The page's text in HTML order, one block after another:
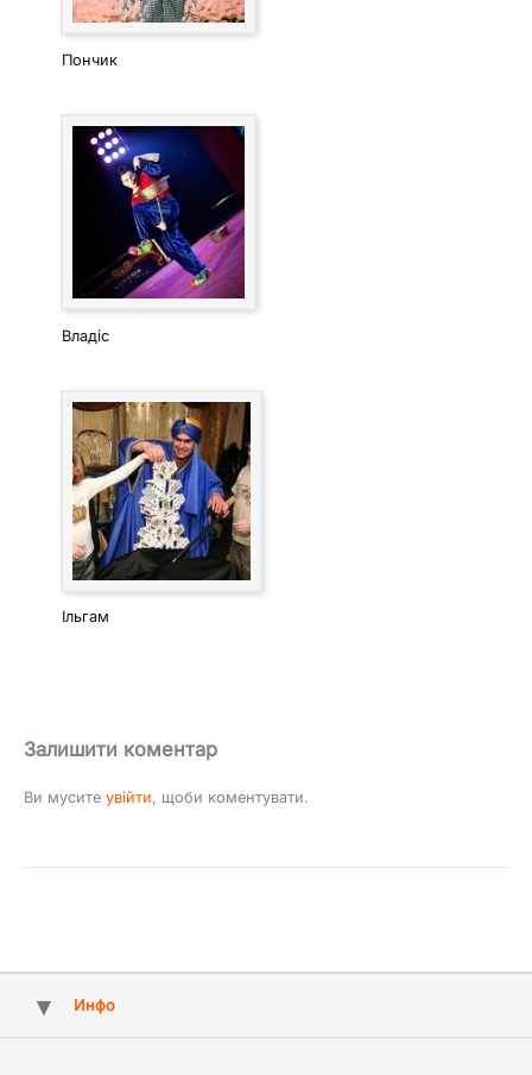
Пончик
Владіс
Ільгам
Залишити коментар
Ви мусите увійти, щоби коментувати.
Инфо